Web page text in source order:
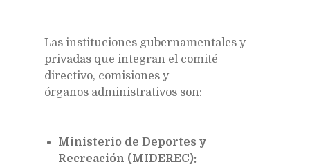
Las instituciones gubernamentales y
privadas que integran el comité
directivo, comisiones y
órganos administrativos son:
Ministerio de Deportes y
Recreación (MIDEREC):